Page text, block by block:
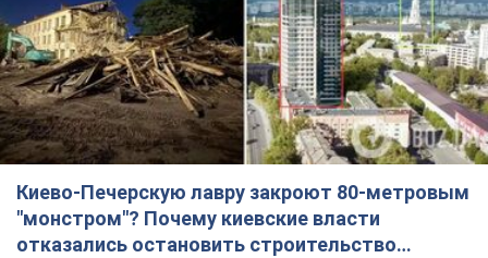
Киево-Печерскую лавру закроют 80-метровым
"монстром"? Почему киевские власти
отказались остановить строительство